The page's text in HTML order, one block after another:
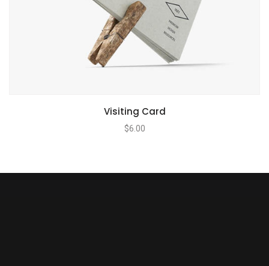
Visiting Card
$6.00